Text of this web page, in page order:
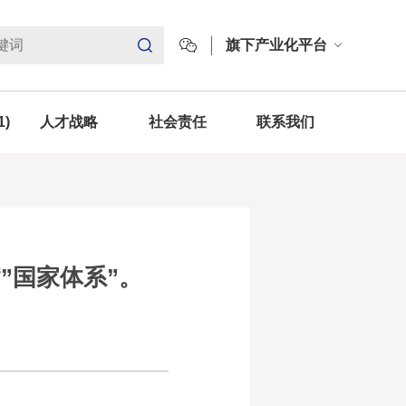
旗下产业化平台
人才战略 社会责任 联系我们
家体系”。